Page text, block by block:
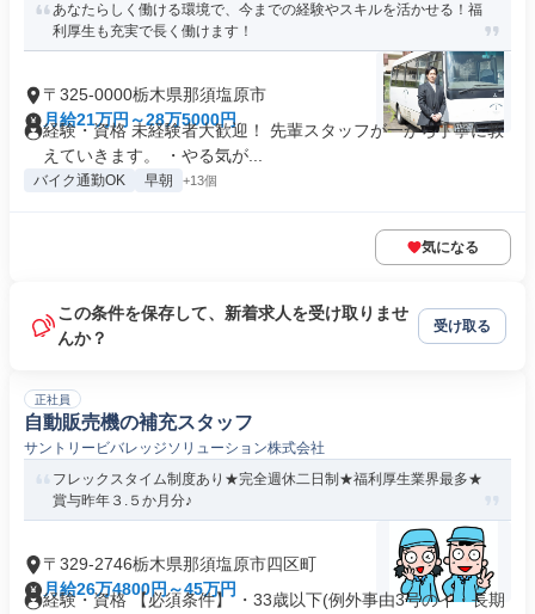
あなたらしく働ける環境で、今までの経験やスキルを活かせる！福
利厚生も充実で長く働けます！
〒325-0000栃木県那須塩原市
月給21万円～28万5000円
経験・資格 未経験者大歓迎！ 先輩スタッフが一から丁寧に教
えていきます。 ・やる気が...
バイク通勤OK 早朝 +13個
気になる
この条件を保存して、新着求人を受け取りませ
んか？
受け取る
正社員
自動販売機の補充スタッフ
サントリービバレッジソリューション株式会社
フレックスタイム制度あり★完全週休二日制★福利厚生業界最多★
賞与昨年３.５か月分♪
〒329-2746栃木県那須塩原市四区町
月給26万4800円～45万円
経験・資格 【必須条件】 ・33歳以下(例外事由3号のイ・長期